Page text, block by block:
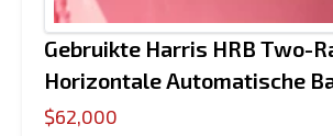
Gebruikte Harris HRB Two-
Horizontale Automatische
$62,000